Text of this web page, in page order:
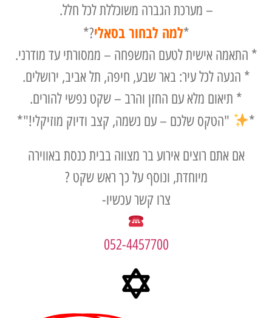
– מערכת הגברה משוכללת לכל חלל.
למה לבחור בסאלי ?*
אישית לטעם המשפחה – ממסורתי עד מודרני.
לכל עיר: באר שבע, חיפה, תל אביב, ירושלים.
מלא עם החזן והרב – שקט נפשי להורים.
"הטקס שלכם – עם נשמה, קצב ודיוק מוזיקלי!"*
אתם רוצים אירוע בר מצווה בבית כנסת באווירה
מיוחדת, ונוסף על כך ראש שקט ?
צרו קשר עכשיו-
052-4457700